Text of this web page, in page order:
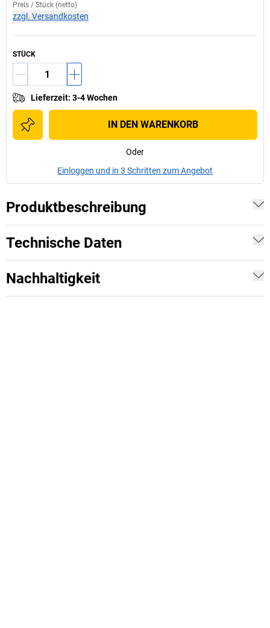
Preis / Stück (netto)
zzgl. Versandkosten
STÜCK
Lieferzeit: 3-4 Wochen
IN DEN WARENKORB
Oder
Einloggen und in 3 Schritten zum Angebot
Produktbeschreibung
Technische Daten
Nachhaltigkeit